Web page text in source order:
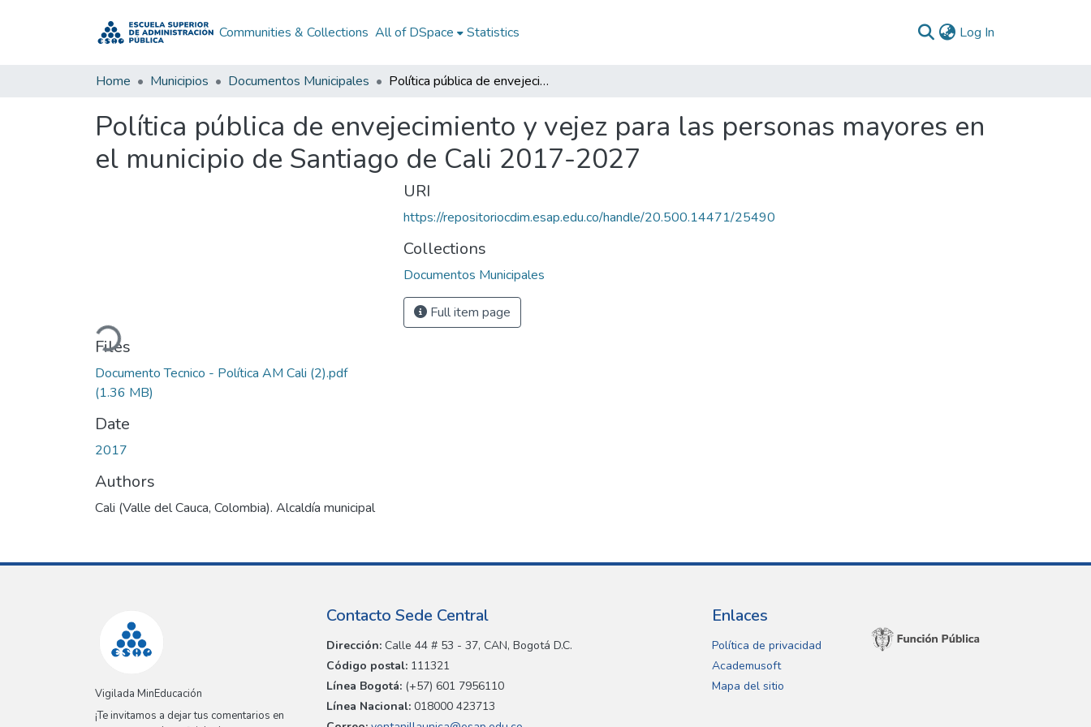
Communities & Collections All of DSpace Statistics Log In
Home Municipios Documentos Municipales Política pública de envejecimiento y vejez para las personas mayores en el municipio de Santiago de Cali 2017-2027
Política pública de envejecimiento y vejez para las personas mayores en
el municipio de Santiago de Cali 2017-2027
Loading...
Files
Documento Tecnico - Política AM Cali (2).pdf
(1.36 MB)
Date
2017
Authors
Cali (Valle del Cauca, Colombia). Alcaldía municipal
URI
https://repositoriocdim.esap.edu.co/handle/20.500.14471/25490
Collections
Documentos Municipales
Full item page
Vigilada MinEducación
¡Te invitamos a dejar tus comentarios en
Contacto Sede Central
Dirección: Calle 44 # 53 - 37, CAN, Bogotá D.C.
Código postal: 111321
Línea Bogotá: (+57) 601 7956110
Línea Nacional: 018000 423713
Enlaces
Política de privacidad
Academusoft
Mapa del sitio